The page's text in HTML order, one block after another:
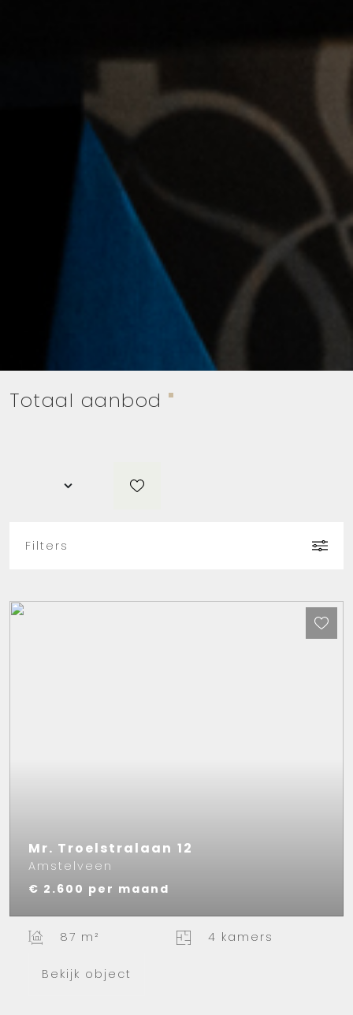
Totaal aanbod
Filters
Mr. Troelstralaan 12
Amstelveen
€ 2.600 per maand
87 m² 4 kamers
Bekijk object